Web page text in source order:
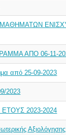
ΑΠΟ 06-11-
από 25-09-2023
2023
2023-2024